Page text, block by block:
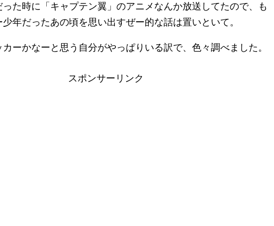
った時に「キャプテン翼」のアニメなんか放送してたので、も
年だったあの頃を思い出すぜー的な話は置いといて。
ーかなーと思う自分がやっぱりいる訳で、色々調べました。
スポンサーリンク